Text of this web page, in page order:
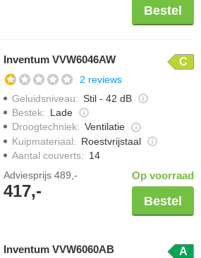
Bestel
Inventum VVW6046AW C
2 reviews
Geluidsniveau: Stil - 42 dB
Bestek: Lade
Droogtechniek: Ventilatie
Kuipmateriaal: Roestvrijstaal
Aantal couverts: 14
Adviesprijs 489,-
417,-
Op voorraad
Bestel
Inventum VVW6060AB A